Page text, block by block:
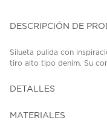
DESCRIPCIÓN DE
Silueta pulida con
tiro alto tipo denim. Su
DETALLES
MATERIALES